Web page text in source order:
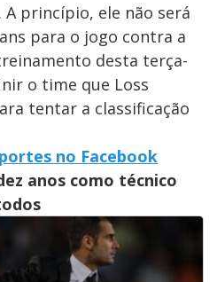
princípio, ele não será
para o jogo contra a
desta terça-
o time que Loss
tentar a classificação
no Facebook
anos como técnico